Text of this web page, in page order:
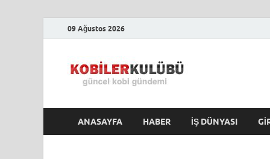
09 Ağustos 2026
ANASAYFA HABER İŞ DÜNYASI